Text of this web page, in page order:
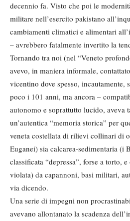
decennio fa. Visto che poi le
militare nell’esercito pakistano
cambiamenti climatici e alimentari
– avrebbero fatalmente invertito la
Tornando tra noi (nel “Veneto
avevo, in maniera informale,
vicentino dove spesso, incautamente,
poco i 101 anni, ma ancora –
autonomo e soprattutto lucido, aveva
un’autentica “memoria storica” per
veneta costellata di rilievi collinari di
Euganei) sia calcarea-sedimentaria (i
classificata “depressa”, forse a torto,
violata) da capannoni, basi militari,
via dicendo.
Una serie di impegni non
avevano allontanato la scadenza